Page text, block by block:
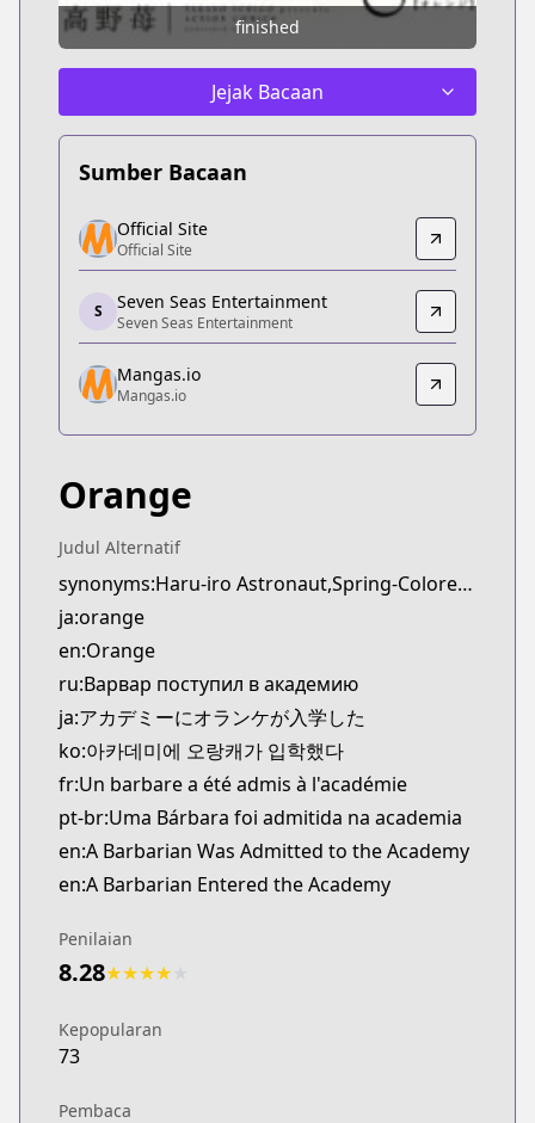
finished
Jejak Bacaan
Sumber Bacaan
Official Site
Official Site
https://www.futabasha.co.jp/introduction/
Seven Seas Entertainment
Seven Seas Entertainment
https://sevenseasentertainment.com/series/
Mangas.io
Official Site
Official Site
S Seven Seas Entertainment
Seven Seas Entertainment
Mangas.io
Mangas.io
Orange
Judul Alternatif
synonyms:Haru-iro Astronaut,Spring-Colored Astronaut,orange: Mirai,orange: future
ja:orange
en:Orange
ru:Варвар поступил в академию
ja:アカデミーにオランケが入学した
ko:아카데미에 오랑캐가 입학했다
fr:Un barbare a été admis à l'académie
pt-br:Uma Bárbara foi admitida na academia
en:A Barbarian Was Admitted to the Academy
en:A Barbarian Entered the Academy
Penilaian
8.28★★★★
Kepopularan
73
Pembaca